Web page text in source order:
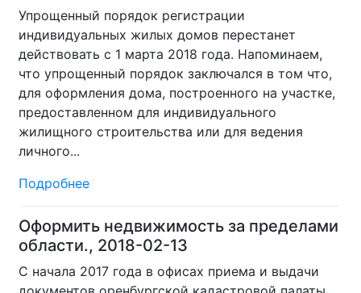
Упрощенный порядок регистрации
индивидуальных жилых домов перестанет
действовать с 1 марта 2018 года. Напоминаем,
что упрощенный порядок заключался в том что,
для оформления дома, построенного на участке,
предоставленном для индивидуального
жилищного строительства или для ведения
личного...
Подробнее
Оформить недвижимость за пределами
области., 2018-02-13
С начала 2017 года в офисах приема и выдачи